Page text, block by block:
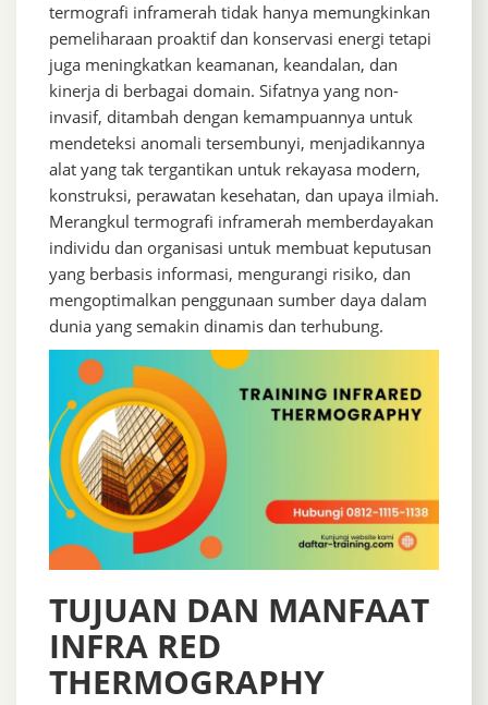
termografi inframerah tidak hanya memungkinkan
pemeliharaan proaktif dan konservasi energi tetapi
juga meningkatkan keamanan, keandalan, dan
kinerja di berbagai domain. Sifatnya yang non-
invasif, ditambah dengan kemampuannya untuk
mendeteksi anomali tersembunyi, menjadikannya
alat yang tak tergantikan untuk rekayasa modern,
konstruksi, perawatan kesehatan, dan upaya ilmiah.
Merangkul termografi inframerah memberdayakan
individu dan organisasi untuk membuat keputusan
yang berbasis informasi, mengurangi risiko, dan
mengoptimalkan penggunaan sumber daya dalam
dunia yang semakin dinamis dan terhubung.
TUJUAN DAN MANFAAT
INFRA RED
THERMOGRAPHY